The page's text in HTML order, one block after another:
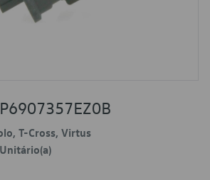
T-Cross, Virtus
Unitário(a)